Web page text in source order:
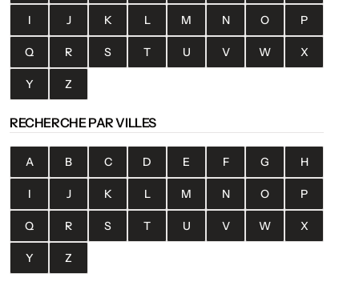
I J K L M N O P
Q R S T U V W X
Y Z
RECHERCHE PAR VILLES
A B C D E F G H
I J K L M N O P
Q R S T U V W X
Y Z